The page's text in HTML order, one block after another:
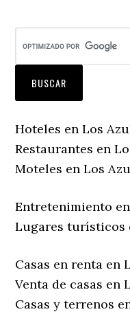
Hoteles en Los
Restaurantes en
Moteles en Los
Entretenimiento
Lugares turísticos
Casas en renta en
Venta de casas en
Casas y terrenos